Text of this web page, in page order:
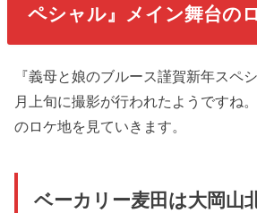
ペシャル』メイン舞台の
『義母と娘のブルース謹賀新年スペ
月上旬に撮影が行われたようですね
のロケ地を見ていきます。
ベーカリー麦田は大岡山